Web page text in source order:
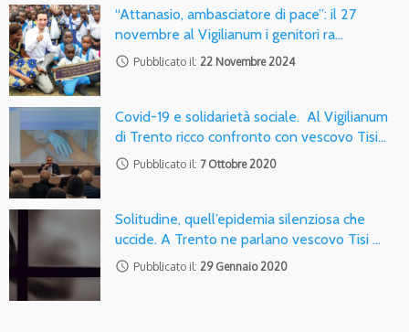
“Attanasio, ambasciatore di pace”: il 27
novembre al Vigilianum i genitori ra…
access_time Pubblicato il: 22 Novembre 2024
Covid-19 e solidarietà sociale. Al Vigilianum
di Trento ricco confronto con vescovo Tisi…
access_time Pubblicato il: 7 Ottobre 2020
Solitudine, quell’epidemia silenziosa che
uccide. A Trento ne parlano vescovo Tisi …
access_time Pubblicato il: 29 Gennaio 2020